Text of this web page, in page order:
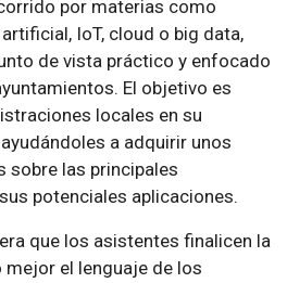
por materias como
IoT, cloud o big data,
de vista práctico y enfocado
El objetivo es
locales en su
a adquirir unos
sobre las principales
potenciales aplicaciones.
que los asistentes finalicen la
el lenguaje de los